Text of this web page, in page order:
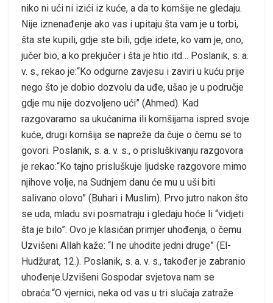
niko ni ući ni izići iz kuće, a da to komšije ne gledaju.
Nije iznenađenje ako vas i upitaju šta vam je u torbi,
šta ste kupili, gdje ste bili, gdje idete, ko vam je, ono,
jučer bio, a ko prekjučer i šta je htio itd… Poslanik, s. a.
v. s., rekao je:“Ko odgurne zavjesu i zaviri u kuću prije
nego što je dobio dozvolu da uđe, ušao je u područje
gdje mu nije dozvoljeno ući” (Ahmed). Kad
razgovaramo sa ukućanima ili komšijama ispred svoje
kuće, drugi komšija se napreže da čuje o čemu se to
govori. Poslanik, s. a. v. s., o prisluškivanju razgovora
je rekao:“Ko tajno prisluškuje ljudske razgovore mimo
njihove volje, na Sudnjem danu će mu u uši biti
salivano olovo” (Buhari i Muslim). Prvo jutro nakon što
se uda, mladu svi posmatraju i gledaju hoće li “vidjeti
šta je bilo”. Ovo je klasičan primjer uhođenja, o čemu
Uzvišeni Allah kaže: “I ne uhodite jedni druge” (El-
Hudžurat, 12.). Poslanik, s. a. v. s., također je zabranio
uhođenje.Uzvišeni Gospodar svjetova nam se
obraća:“O vjernici, neka od vas u tri slučaja zatraže